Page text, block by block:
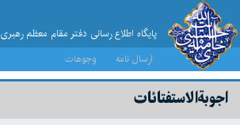
پایگاه اطلاع رسانی دفتر مقام معظم رهبری
ارسال نامه
وجوهات
اجوبة‌الاستفتائات